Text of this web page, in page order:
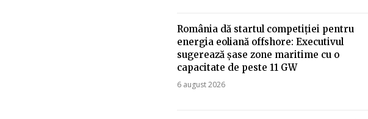
România dă startul competiției pentru
energia eoliană offshore: Executivul
sugerează șase zone maritime cu o
capacitate de peste 11 GW
6 august 2026